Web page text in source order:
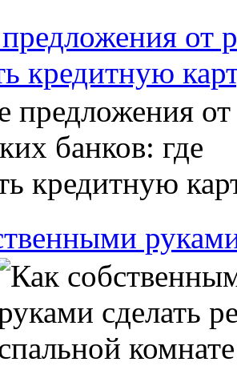
от
кредитную